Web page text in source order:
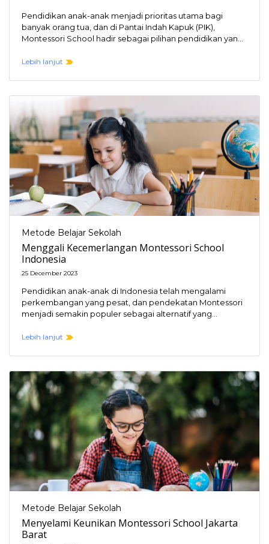
Pendidikan anak-anak menjadi prioritas utama bagi
banyak orang tua, dan di Pantai Indah Kapuk (PIK),
Montessori School hadir sebagai pilihan pendidikan yang
Lebih lanjut
Metode Belajar Sekolah
Menggali Kecemerlangan Montessori School
Indonesia
25 December 2023
Pendidikan anak-anak di Indonesia telah mengalami
perkembangan yang pesat, dan pendekatan Montessori
menjadi semakin populer sebagai alternatif yang
Lebih lanjut
Metode Belajar Sekolah
Menyelami Keunikan Montessori School Jakarta
Barat